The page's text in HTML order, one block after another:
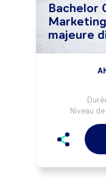
Bachelor
majeure
Niveau